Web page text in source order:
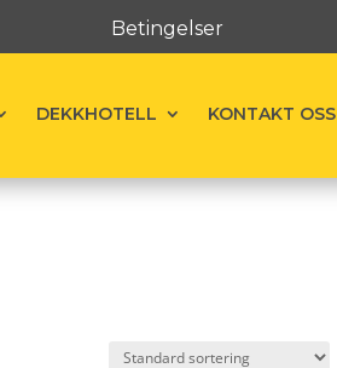
Betingelser
DEKKHOTELL KONTAKT OSS